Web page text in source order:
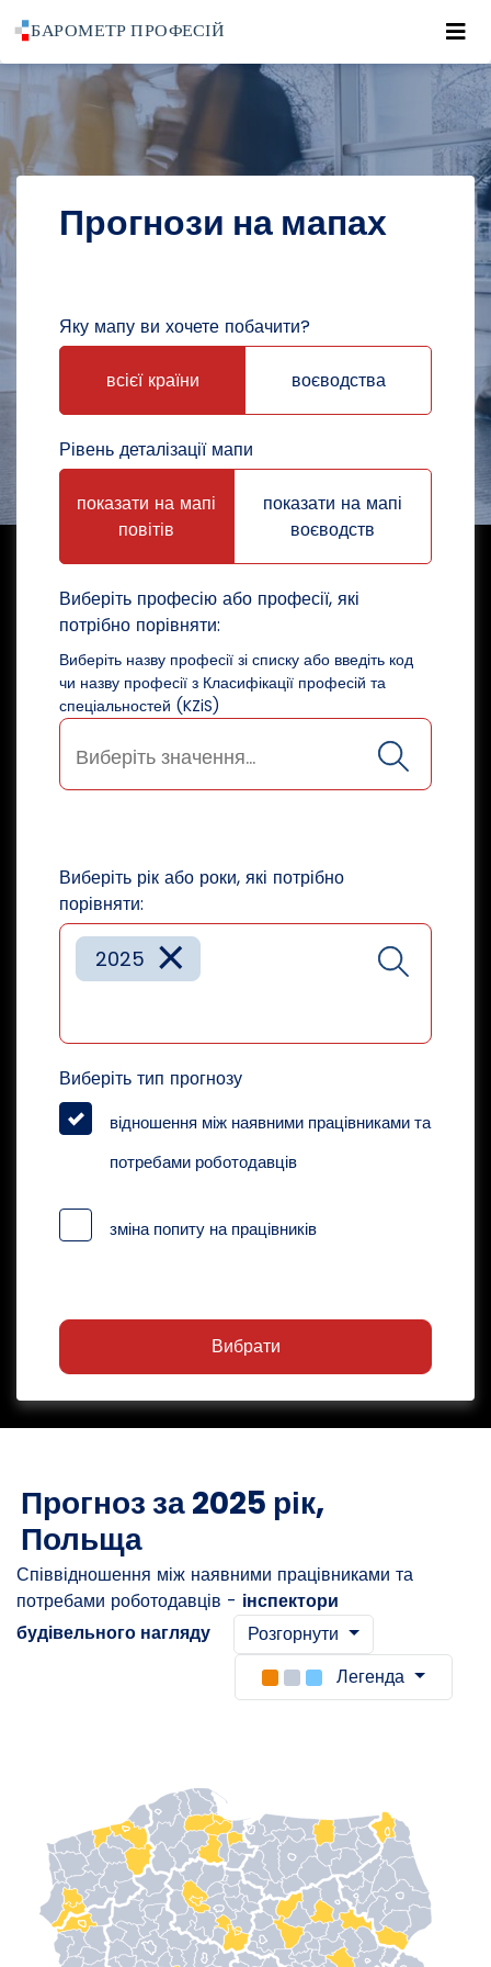
POWRÓT DO STRONY GŁÓWNEJ
ПРОГНОЗИ ПРОГНОЗИ НА МАПАХ
Прогнози на мапах
Яку мапу ви хочете побачити?
всієї країни воєводства
Рівень деталізації мапи
показати на мапі
повітів
показати на мапі
воєводств
Виберіть професію або професії, які
потрібно порівняти:
Виберіть назву професії зі списку або введіть код
чи назву професії з Класифікації професій та
спеціальностей (KZiS)
Виберіть рік або роки, які потрібно
порівняти:
×
2025
Виберіть тип прогнозу
відношення між наявними працівниками та
потребами роботодавців
зміна попиту на працівників
Вибрати
Прогноз за 2025 рік,
Польща
Співвідношення між наявними працівниками та
потребами роботодавців - інспектори
будівельного нагляду
Розгорнути
Легенда